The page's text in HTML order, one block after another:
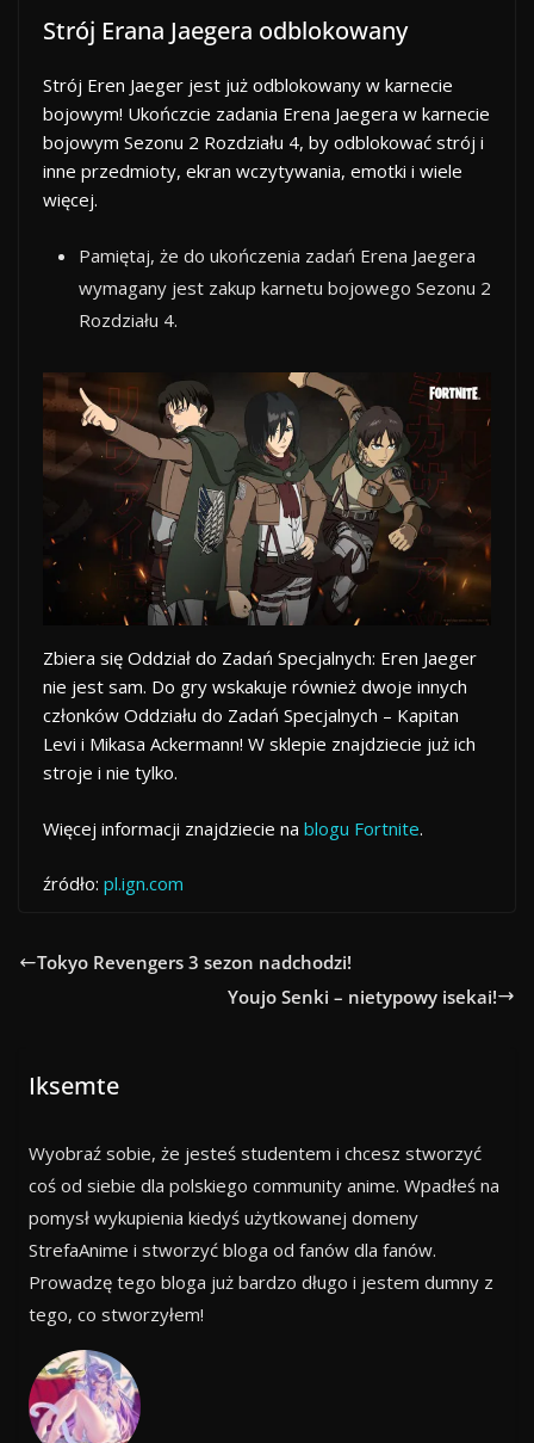
Strój Erana Jaegera odblokowany
Strój Eren Jaeger jest już odblokowany w karnecie
bojowym! Ukończcie zadania Erena Jaegera w karnecie
bojowym Sezonu 2 Rozdziału 4, by odblokować strój i
inne przedmioty, ekran wczytywania, emotki i wiele
więcej.
Pamiętaj, że do ukończenia zadań Erena Jaegera
wymagany jest zakup karnetu bojowego Sezonu 2
Rozdziału 4.
Zbiera się Oddział do Zadań Specjalnych: Eren Jaeger
nie jest sam. Do gry wskakuje również dwoje innych
członków Oddziału do Zadań Specjalnych – Kapitan
Levi i Mikasa Ackermann! W sklepie znajdziecie już ich
stroje i nie tylko.
Więcej informacji znajdziecie na blogu Fortnite.
źródło: pl.ign.com
Tokyo Revengers 3 sezon nadchodzi!
Youjo Senki – nietypowy isekai!
Iksemte
Wyobraź sobie, że jesteś studentem i chcesz stworzyć
coś od siebie dla polskiego community anime. Wpadłeś na
pomysł wykupienia kiedyś użytkowanej domeny
StrefaAnime i stworzyć bloga od fanów dla fanów.
Prowadzę tego bloga już bardzo długo i jestem dumny z
tego, co stworzyłem!